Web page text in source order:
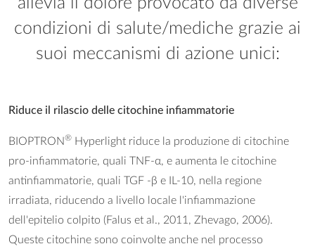
condizioni di salute/mediche grazie ai
suoi meccanismi di azione unici:
Riduce il rilascio delle citochine infiammatorie
BIOPTRON® Hyperlight riduce la produzione di citochine
pro-infiammatorie, quali TNF-α, e aumenta le citochine
antinfiammatorie, quali TGF -β e IL-10, nella regione
irradiata, riducendo a livello locale l'infiammazione
dell'epitelio colpito (Falus et al., 2011, Zhevago, 2006).
Queste citochine sono coinvolte anche nel processo